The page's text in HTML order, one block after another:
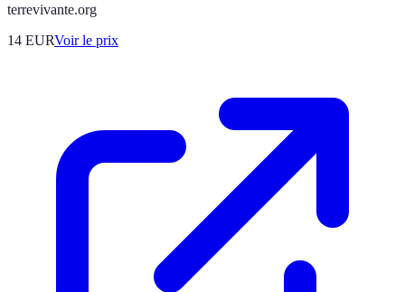
terrevivante.org
14 EURVoir le prix